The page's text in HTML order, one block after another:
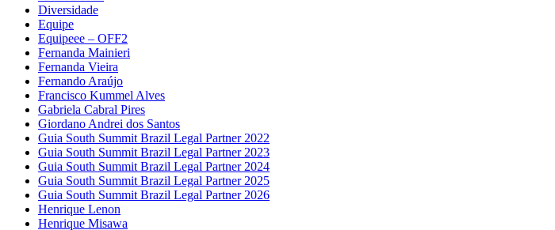
Diversidade
Equipe
Equipeee – OFF2
Fernanda Mainieri
Fernanda Vieira
Fernando Araújo
Francisco Kummel Alves
Gabriela Cabral Pires
Giordano Andrei dos Santos
Guia South Summit Brazil Legal Partner 2022
Guia South Summit Brazil Legal Partner 2023
Guia South Summit Brazil Legal Partner 2024
Guia South Summit Brazil Legal Partner 2025
Guia South Summit Brazil Legal Partner 2026
Henrique Lenon
Henrique Misawa